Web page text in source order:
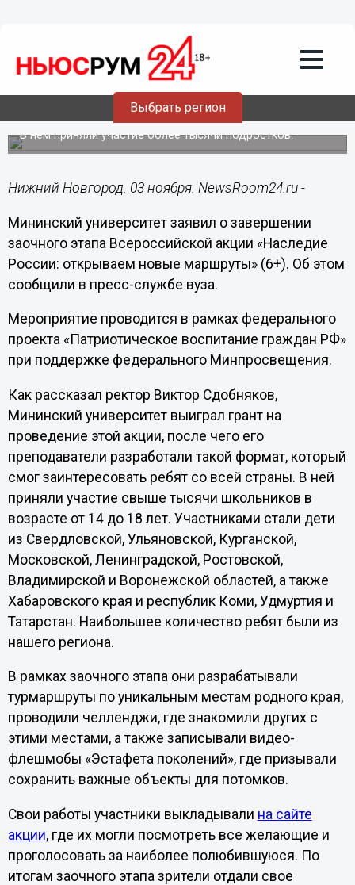
Выбрать регион
Заочный этап акции «Наследие России:
открываем новые маршруты»
закончен в Мининском университете
В нем приняли участие более тысячи подростков.
Нижний Новгород. 03 ноября. NewsRoom24.ru -
Мининский университет заявил о завершении
заочного этапа Всероссийской акции «Наследие
России: открываем новые маршруты» (6+). Об этом
сообщили в пресс-службе вуза.
Мероприятие проводится в рамках федерального
проекта «Патриотическое воспитание граждан РФ»
при поддержке федерального Минпросвещения.
Как рассказал ректор Виктор Сдобняков,
Мининский университет выиграл грант на
проведение этой акции, после чего его
преподаватели разработали такой формат, который
смог заинтересовать ребят со всей страны. В ней
приняли участие свыше тысячи школьников в
возрасте от 14 до 18 лет. Участниками стали дети
из Свердловской, Ульяновской, Курганской,
Московской, Ленинградской, Ростовской,
Владимирской и Воронежской областей, а также
Хабаровского края и республик Коми, Удмуртия и
Татарстан. Наибольшее количество ребят были из
нашего региона.
В рамках заочного этапа они разрабатывали
турмаршруты по уникальным местам родного края,
проводили челленджи, где знакомили других с
этими местами, а также записывали видео-
флешмобы «Эстафета поколений», где призывали
сохранить важные объекты для потомков.
Свои работы участники выкладывали на сайте
акции, где их могли посмотреть все желающие и
проголосовать за наиболее полюбившуюся. По
итогам заочного этапа зрители отдали свое